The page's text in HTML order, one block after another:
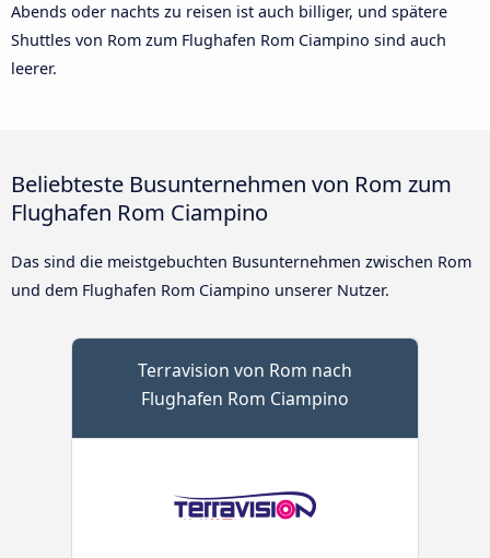
Abends oder nachts zu reisen ist auch billiger, und spätere
Shuttles von Rom zum Flughafen Rom Ciampino sind auch
leerer.
Beliebteste Busunternehmen von Rom zum
Flughafen Rom Ciampino
Das sind die meistgebuchten Busunternehmen zwischen Rom
und dem Flughafen Rom Ciampino unserer Nutzer.
Terravision von Rom nach
Flughafen Rom Ciampino